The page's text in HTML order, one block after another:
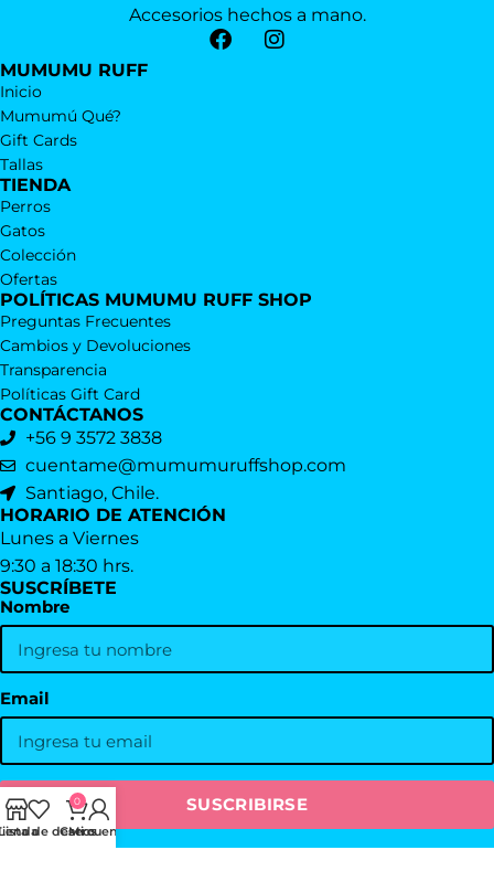
Accesorios hechos a mano.
MUMUMU RUFF
Inicio
Mumumú Qué?
Gift Cards
Tallas
TIENDA
Perros
Gatos
Colección
Ofertas
POLÍTICAS MUMUMU RUFF SHOP
Preguntas Frecuentes
Cambios y Devoluciones
Transparencia
Políticas Gift Card
CONTÁCTANOS
+56 9 3572 3838
cuentame@mumumuruffshop.com
Santiago, Chile.
HORARIO DE ATENCIÓN
Lunes a Viernes
9:30 a 18:30 hrs.
SUSCRÍBETE
Nombre
Email
de deseos
0
Carro
Mi cuenta